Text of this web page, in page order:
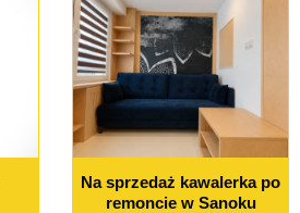
Na sprzedaż kawalerka po
remoncie w Sanoku